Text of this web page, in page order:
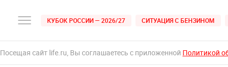
КУБОК РОССИИ — 2026/27 СИТУАЦИЯ С БЕНЗИНОМ
Посещая сайт life.ru, Вы соглашаетесь с приложенной Политикой